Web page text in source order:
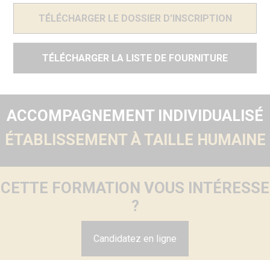
TÉLÉCHARGER LE DOSSIER D'INSCRIPTION
TÉLÉCHARGER LA LISTE DE FOURNITURE
ACCOMPAGNEMENT INDIVIDUALISÉ
ÉTABLISSEMENT À TAILLE HUMAINE
CETTE FORMATION VOUS INTÉRESSE
?
Candidatez en ligne